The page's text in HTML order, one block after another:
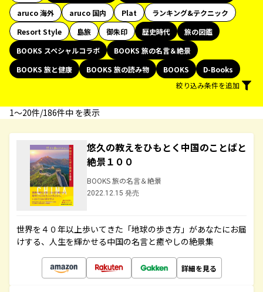
aruco 海外
aruco 国内 Plat
ランキング&テクニック
Resort Style
島旅 御朱印 歴史時代
旅の図鑑
BOOKS スペシャルコラボ
BOOKS 旅の名言＆絶景
BOOKS 旅と健康
BOOKS 旅の読み物 BOOKS
D-Books
絞り込み条件を追加
1〜20件/186件中 を表示
悠久の教えをひもとく中国のことばと
絶景１００
BOOKS 旅の名言＆絶景
2022.12.15 発売
世界を４０年以上歩いてきた「地球の歩き方」があなたにお届
けする、人生を輝かせる中国の名言と癒やしの絶景集
詳細を見る